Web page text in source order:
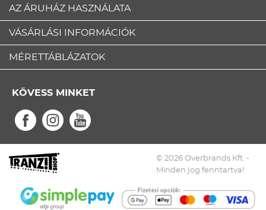
AZ ÁRUHÁZ HASZNÁLATA
VÁSÁRLÁSI INFORMÁCIÓK
MÉRETTÁBLÁZATOK
KÖVESS MINKET
© 2026 Overbrands Kft. -
Minden jog fenntartva!